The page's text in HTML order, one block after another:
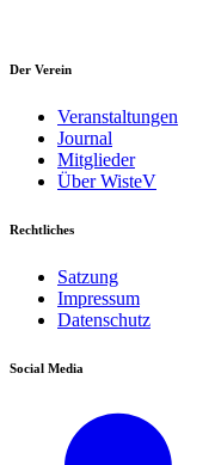
Der Verein
Veranstaltungen
Journal
Mitglieder
Über WisteV
Rechtliches
Satzung
Impressum
Datenschutz
Social Media